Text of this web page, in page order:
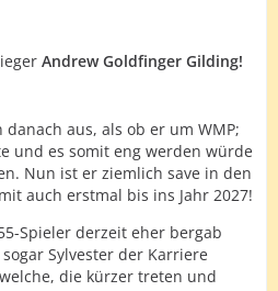
Andrew Goldfinger Gilding!
danach aus, als ob er um WMP;
und es somit eng werden würde
Nun ist er ziemlich save in den
auch erstmal bis ins Jahr 2027!
Spieler derzeit eher bergab
Sylvester der Karriere
die kürzer treten und